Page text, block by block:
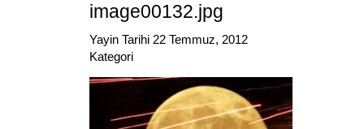
image00132.jpg
Yayin Tarihi 22 Temmuz, 2012
Kategori